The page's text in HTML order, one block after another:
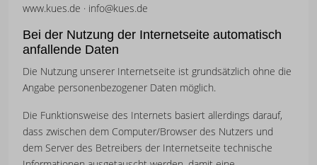
www.kues.de · info@kues.de
Bei der Nutzung der Internetseite automatisch
anfallende Daten
Die Nutzung unserer Internetseite ist grundsätzlich ohne die
Angabe personenbezogener Daten möglich.
Die Funktionsweise des Internets basiert allerdings darauf,
dass zwischen dem Computer/Browser des Nutzers und
dem Server des Betreibers der Internetseite technische